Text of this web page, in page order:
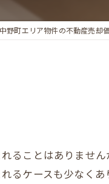
野町エリア物件の不動産売却
ることはありません
るケースも少なく